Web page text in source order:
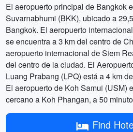
El aeropuerto principal de Bangkok
Suvarnabhumi (BKK), ubicado a
Bangkok. El aeropuerto
se encuentra a 3 km del centro de
aeropuerto internacional de Siem
del centro de la ciudad. El
Luang Prabang (LPQ) está a 4 km
El aeropuerto de Koh Samui (USM)
cercano a Koh Phangan, a 50
Find